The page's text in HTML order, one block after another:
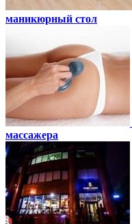
маникюрный стол
массажера